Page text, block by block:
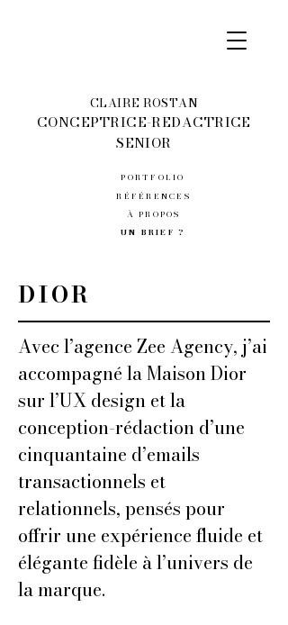
CLAIRE ROSTAN
CONCEPTRICE-REDACTRICE
SENIOR
PORTFOLIO
RÉFÉRENCES
À PROPOS
UN BRIEF ?
DIOR
Avec l’agence Zee Agency, j’ai
accompagné la Maison Dior
sur l’UX design et la
conception-rédaction d’une
cinquantaine d’emails
transactionnels et
relationnels, pensés pour
offrir une expérience fluide et
élégante fidèle à l’univers de
la marque.